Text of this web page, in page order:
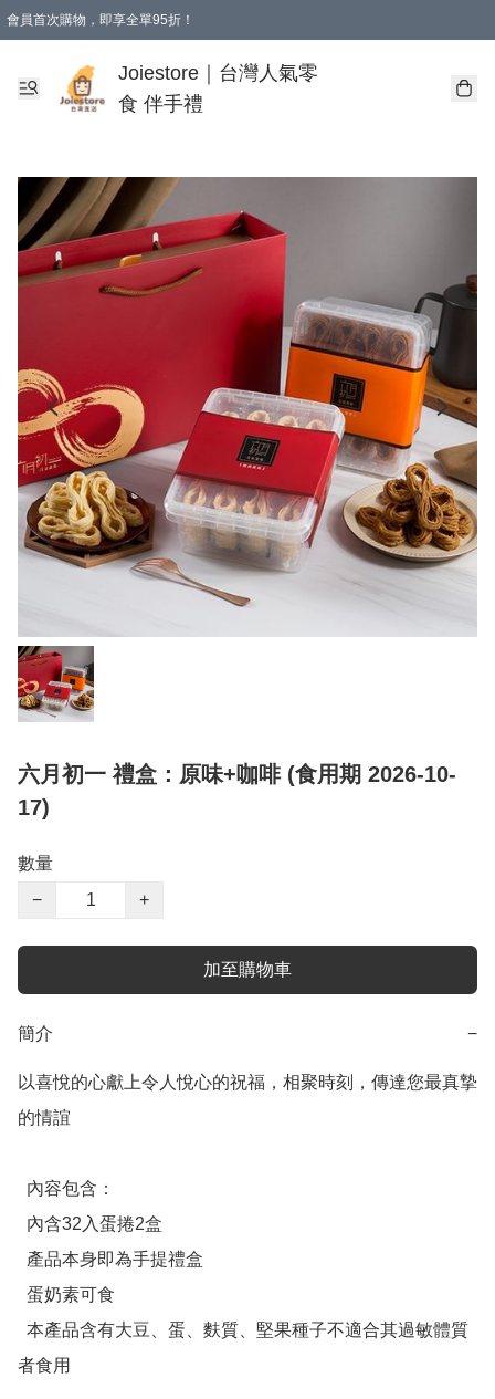
會員首次購物，即享全單95折！
購物滿 HKD 350.00即享免運費優惠！（適用於 本地送貨、本地取貨 )
Joiestore｜台灣人氣零
食 伴手禮
六月初一 禮盒：原味+咖啡 (食用期 2026-10-
17)
數量
−
+
加至購物車
簡介 −
以喜悅的心獻上令人悅心的祝福，相聚時刻，傳達您最真摯
的情誼
者食用